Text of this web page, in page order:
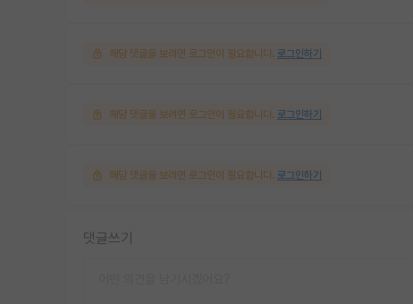
해당 댓글을 보려면 로그인이 필요합니다. 로그인하기
해당 댓글을 보려면 로그인이 필요합니다. 로그인하기
해당 댓글을 보려면 로그인이 필요합니다. 로그인하기
댓글쓰기